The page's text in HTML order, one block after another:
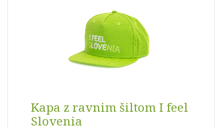
Kapa z ravnim šiltom I feel
Slovenia